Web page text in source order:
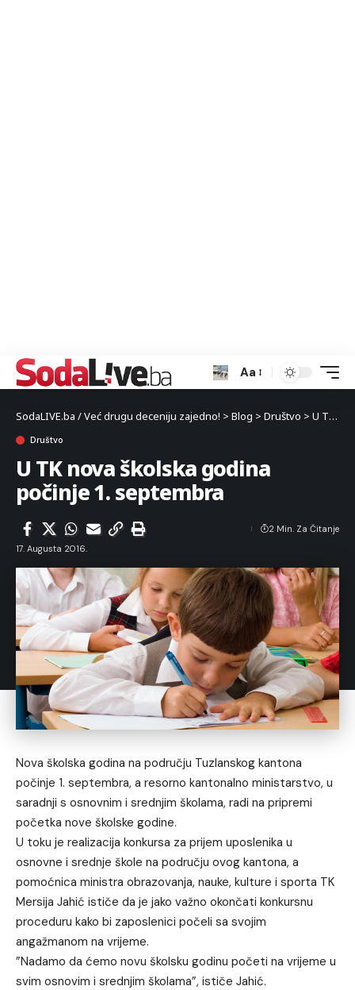
Aa
SodaLIVE.ba / Već drugu deceniju zajedno! > Blog > Društvo > U TK nova školska godina počinje 1. septembra
Društvo
U TK nova školska godina
počinje 1. septembra
17. Augusta 2016.
2 Min. Za Čitanje
Nova školska godina na području Tuzlanskog kantona
počinje 1. septembra, a resorno kantonalno ministarstvo, u
saradnji s osnovnim i srednjim školama, radi na pripremi
početka nove školske godine.
U toku je realizacija konkursa za prijem uposlenika u
osnovne i srednje škole na području ovog kantona, a
pomoćnica ministra obrazovanja, nauke, kulture i sporta TK
Mersija Jahić ističe da je jako važno okončati konkursnu
proceduru kako bi zaposlenici počeli sa svojim
angažmanom na vrijeme.
”Nadamo da ćemo novu školsku godinu početi na vrijeme u
svim osnovim i srednjim školama”, ističe Jahić.